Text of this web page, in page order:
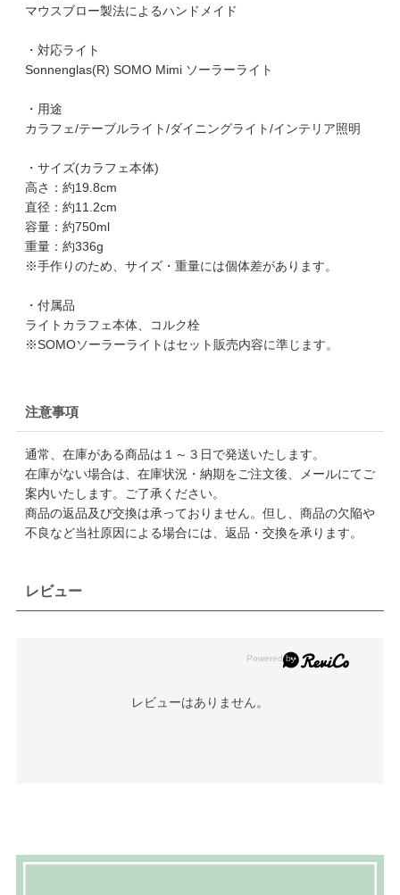
マウスブロー製法によるハンドメイド
・対応ライト
Sonnenglas(R) SOMO Mimi ソーラーライト
・用途
カラフェ/テーブルライト/ダイニングライト/インテリア照明
・サイズ(カラフェ本体)
高さ：約19.8cm
直径：約11.2cm
容量：約750ml
重量：約336g
※手作りのため、サイズ・重量には個体差があります。
・付属品
ライトカラフェ本体、コルク栓
※SOMOソーラーライトはセット販売内容に準じます。
注意事項
通常、在庫がある商品は１～３日で発送いたします。
在庫がない場合は、在庫状況・納期をご注文後、メールにてご
案内いたします。ご了承ください。
商品の返品及び交換は承っておりません。但し、商品の欠陥や
不良など当社原因による場合には、返品・交換を承ります。
レビュー
レビューはありません。